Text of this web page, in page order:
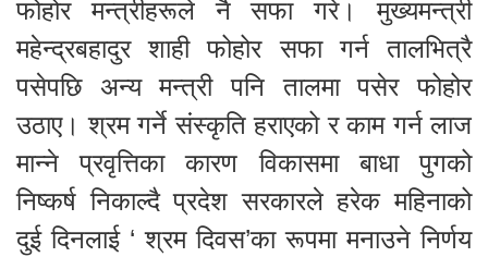
फोहोर मन्त्रीहरूले नै सफा गरे। मुख्यमन्त्री
महेन्द्रबहादुर शाही फोहोर सफा गर्न तालभित्रै
पसेपछि अन्य मन्त्री पनि तालमा पसेर फोहोर
उठाए। श्रम गर्ने संस्कृति हराएको र काम गर्न लाज
मान्ने प्रवृत्तिका कारण विकासमा बाधा पुगको
निष्कर्ष निकाल्दै प्रदेश सरकारले हरेक महिनाको
दुई दिनलाई ‘ श्रम दिवस’का रूपमा मनाउने निर्णय